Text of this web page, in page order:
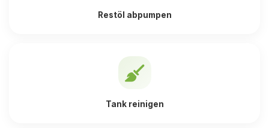
Restöl abpumpen
Tank reinigen